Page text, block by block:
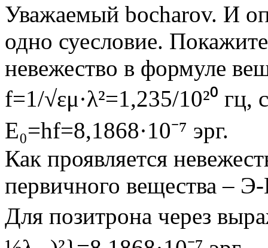
Уважаемый bocharov. И
одно суесловие.
невежество в формуле
f=1/√εμ·λ²=1,235/10²⁰ гц,
Е₀=hf=8,1868·10⁻⁷ эрг.
Как проявляется
первичного вещества –
Для позитрона через